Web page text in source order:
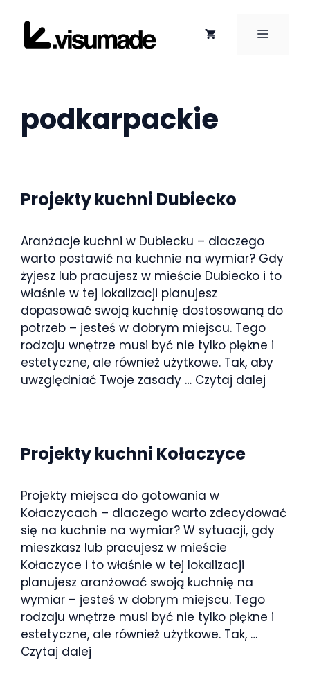
treści
MENU
podkarpackie
Projekty kuchni Dubiecko
Aranżacje kuchni w Dubiecku – dlaczego
warto postawić na kuchnie na wymiar? Gdy
żyjesz lub pracujesz w mieście Dubiecko i to
właśnie w tej lokalizacji planujesz
dopasować swoją kuchnię dostosowaną do
potrzeb – jesteś w dobrym miejscu. Tego
rodzaju wnętrze musi być nie tylko piękne i
estetyczne, ale również użytkowe. Tak, aby
uwzględniać Twoje zasady … Czytaj dalej
Projekty kuchni Kołaczyce
Projekty miejsca do gotowania w
Kołaczycach – dlaczego warto zdecydować
się na kuchnie na wymiar? W sytuacji, gdy
mieszkasz lub pracujesz w mieście
Kołaczyce i to właśnie w tej lokalizacji
planujesz aranżować swoją kuchnię na
wymiar – jesteś w dobrym miejscu. Tego
rodzaju wnętrze musi być nie tylko piękne i
estetyczne, ale również użytkowe. Tak, …
Czytaj dalej